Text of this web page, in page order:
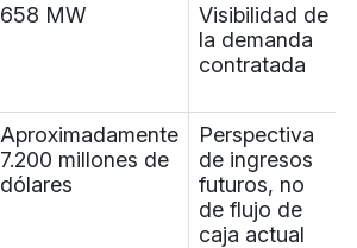
658 MW
Visibilidad de
la demanda
contratada
Aproximadamente
7.200 millones de
dólares
Perspectiva
de ingresos
futuros, no
de flujo de
caja actual